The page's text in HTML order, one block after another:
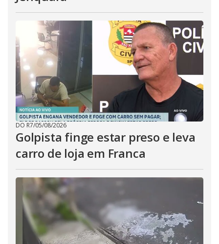
DO R7/05/08/2026
Golpista finge estar preso e leva
carro de loja em Franca